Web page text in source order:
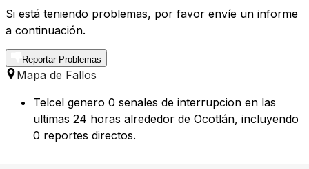
Si está teniendo problemas, por favor envíe un informe
a continuación.
Reportar Problemas
Mapa de Fallos
Telcel genero 0 senales de interrupcion en las
ultimas 24 horas alrededor de Ocotlán, incluyendo
0 reportes directos.